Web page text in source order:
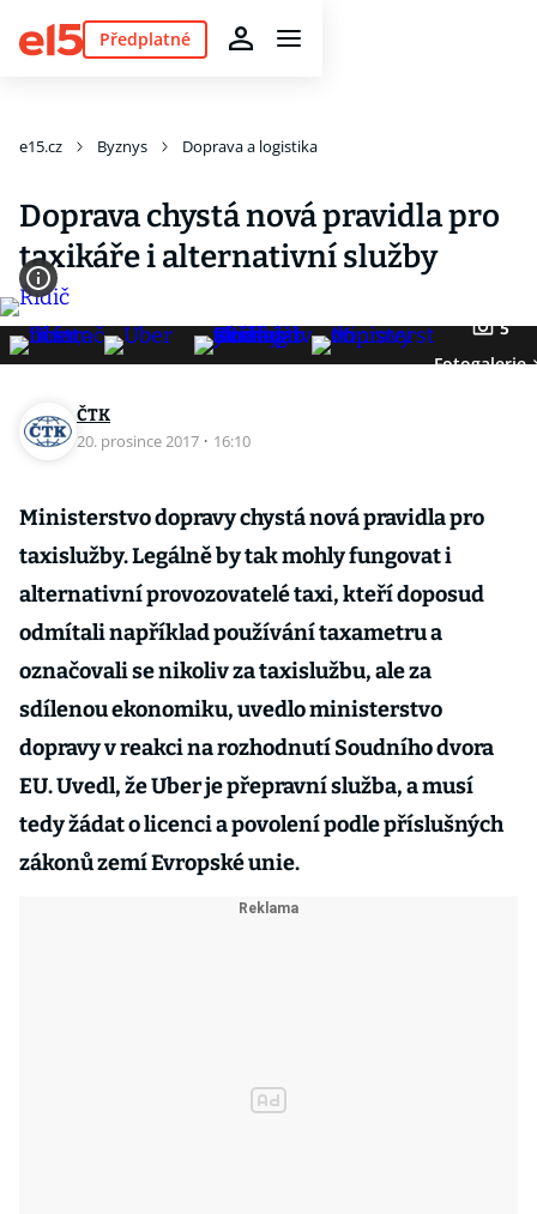
Předplatné
e15.cz Byznys Doprava a logistika
Doprava chystá nová pravidla pro
taxikáře i alternativní služby
5
Fotogalerie
ČTK
20. prosince 2017 · 16:10
Ministerstvo dopravy chystá nová pravidla pro
taxislužby. Legálně by tak mohly fungovat i
alternativní provozovatelé taxi, kteří doposud
odmítali například používání taxametru a
označovali se nikoliv za taxislužbu, ale za
sdílenou ekonomiku, uvedlo ministerstvo
dopravy v reakci na rozhodnutí Soudního dvora
EU. Uvedl, že Uber je přepravní služba, a musí
tedy žádat o licenci a povolení podle příslušných
zákonů zemí Evropské unie.